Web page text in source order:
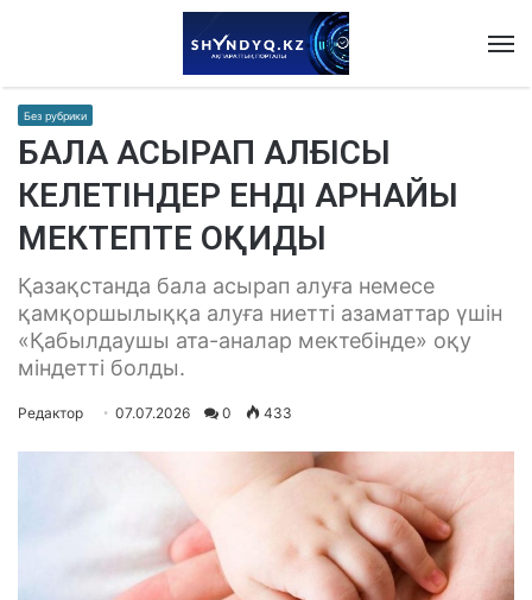
Без рубрики
БАЛА АСЫРАП АЛҒЫСЫ
КЕЛЕТІНДЕР ЕНДІ АРНАЙЫ
МЕКТЕПТЕ ОҚИДЫ
Қазақстанда бала асырап алуға немесе
қамқоршылыққа алуға ниетті азаматтар үшін
«Қабылдаушы ата-аналар мектебінде» оқу
міндетті болды.
Редактор 07.07.2026 0 433